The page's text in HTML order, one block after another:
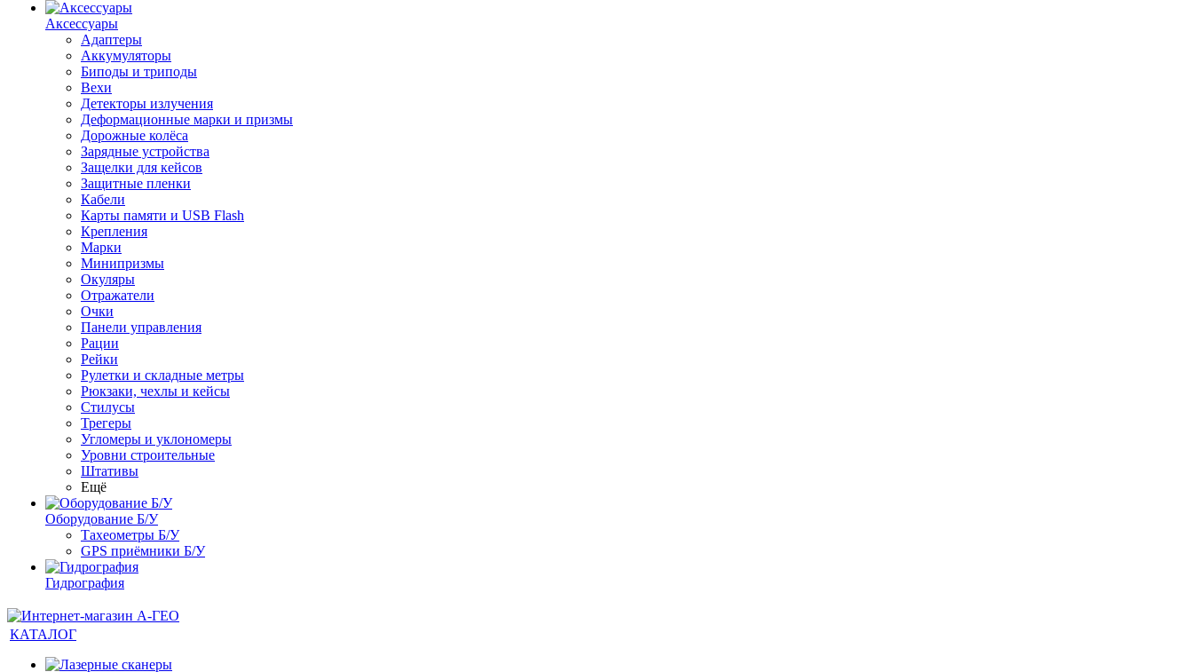
Аксессуары
Адаптеры
Аккумуляторы
Биподы и триподы
Вехи
Детекторы излучения
Деформационные марки и призмы
Дорожные колёса
Зарядные устройства
Защелки для кейсов
Защитные пленки
Кабели
Карты памяти и USB Flash
Крепления
Марки
Минипризмы
Окуляры
Отражатели
Очки
Панели управления
Рации
Рейки
Рулетки и складные метры
Рюкзаки, чехлы и кейсы
Стилусы
Трегеры
Угломеры и уклономеры
Уровни строительные
Штативы
Ещё
Оборудование Б/У
Тахеометры Б/У
GPS приёмники Б/У
Гидрография
КАТАЛОГ